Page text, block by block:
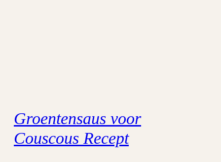
Groentensaus voor
Couscous Recept